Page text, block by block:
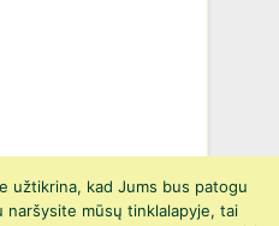
gimnazijos Veiverių Tomo
užtikrina, kad Jums bus patogu
mūsų tinklalapyje, tai